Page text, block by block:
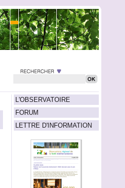
L'OBSERVATOIRE
FORUM
LETTRE D'INFORMATION